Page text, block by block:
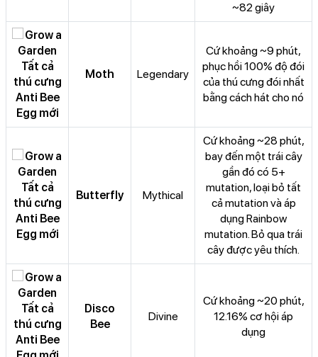
~82 giây
Moth Legendary
Cứ khoảng ~9 phút,
phục hồi 100% độ đói
của thú cưng đói nhất
bằng cách hát cho nó
Butterfly Mythical
Cứ khoảng ~28 phút,
bay đến một trái cây
gần đó có 5+
mutation, loại bỏ tất
cả mutation và áp
dụng Rainbow
mutation. Bỏ qua trái
cây được yêu thích.
Disco
Bee
Divine
Cứ khoảng ~20 phút,
12.16% cơ hội áp
dụng